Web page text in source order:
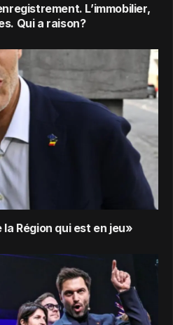
L’immobilier,
Qui a raison?
la Région qui est en jeu»